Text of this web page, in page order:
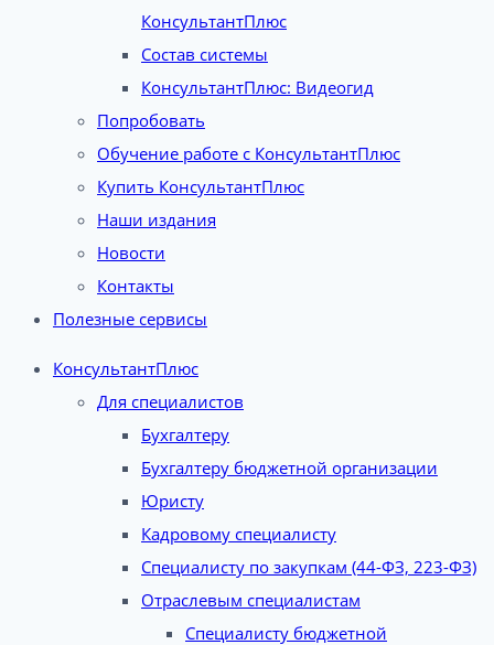
КонсультантПлюс
Состав системы
КонсультантПлюс: Видеогид
Попробовать
Обучение работе с КонсультантПлюс
Купить КонсультантПлюс
Наши издания
Новости
Контакты
Полезные сервисы
КонсультантПлюс
Для специалистов
Бухгалтеру
Бухгалтеру бюджетной организации
Юристу
Кадровому специалисту
Специалисту по закупкам (44-ФЗ, 223-ФЗ)
Отраслевым специалистам
Специалисту бюджетной